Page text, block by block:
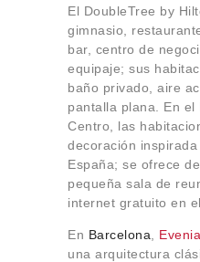
El DoubleTree by
gimnasio,
bar, centro de
equipaje; sus
baño privado, aire
pantalla plana. En
Centro, las
decoración
España; se ofrece
pequeña sala de
internet gratuito en
En Barcelona
una arquitectura